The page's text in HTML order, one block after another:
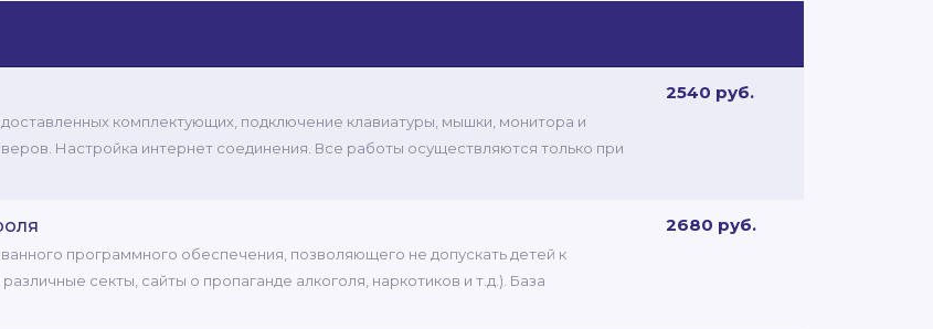
комплектующих, подключение клавиатуры, мышки, монитора и
Настройка интернет соединения. Все работы осуществляются только при
2540 руб.
программного обеспечения, позволяющего не допускать детей к
секты, сайты о пропаганде алкоголя, наркотиков и т.д.). База
2680 руб.